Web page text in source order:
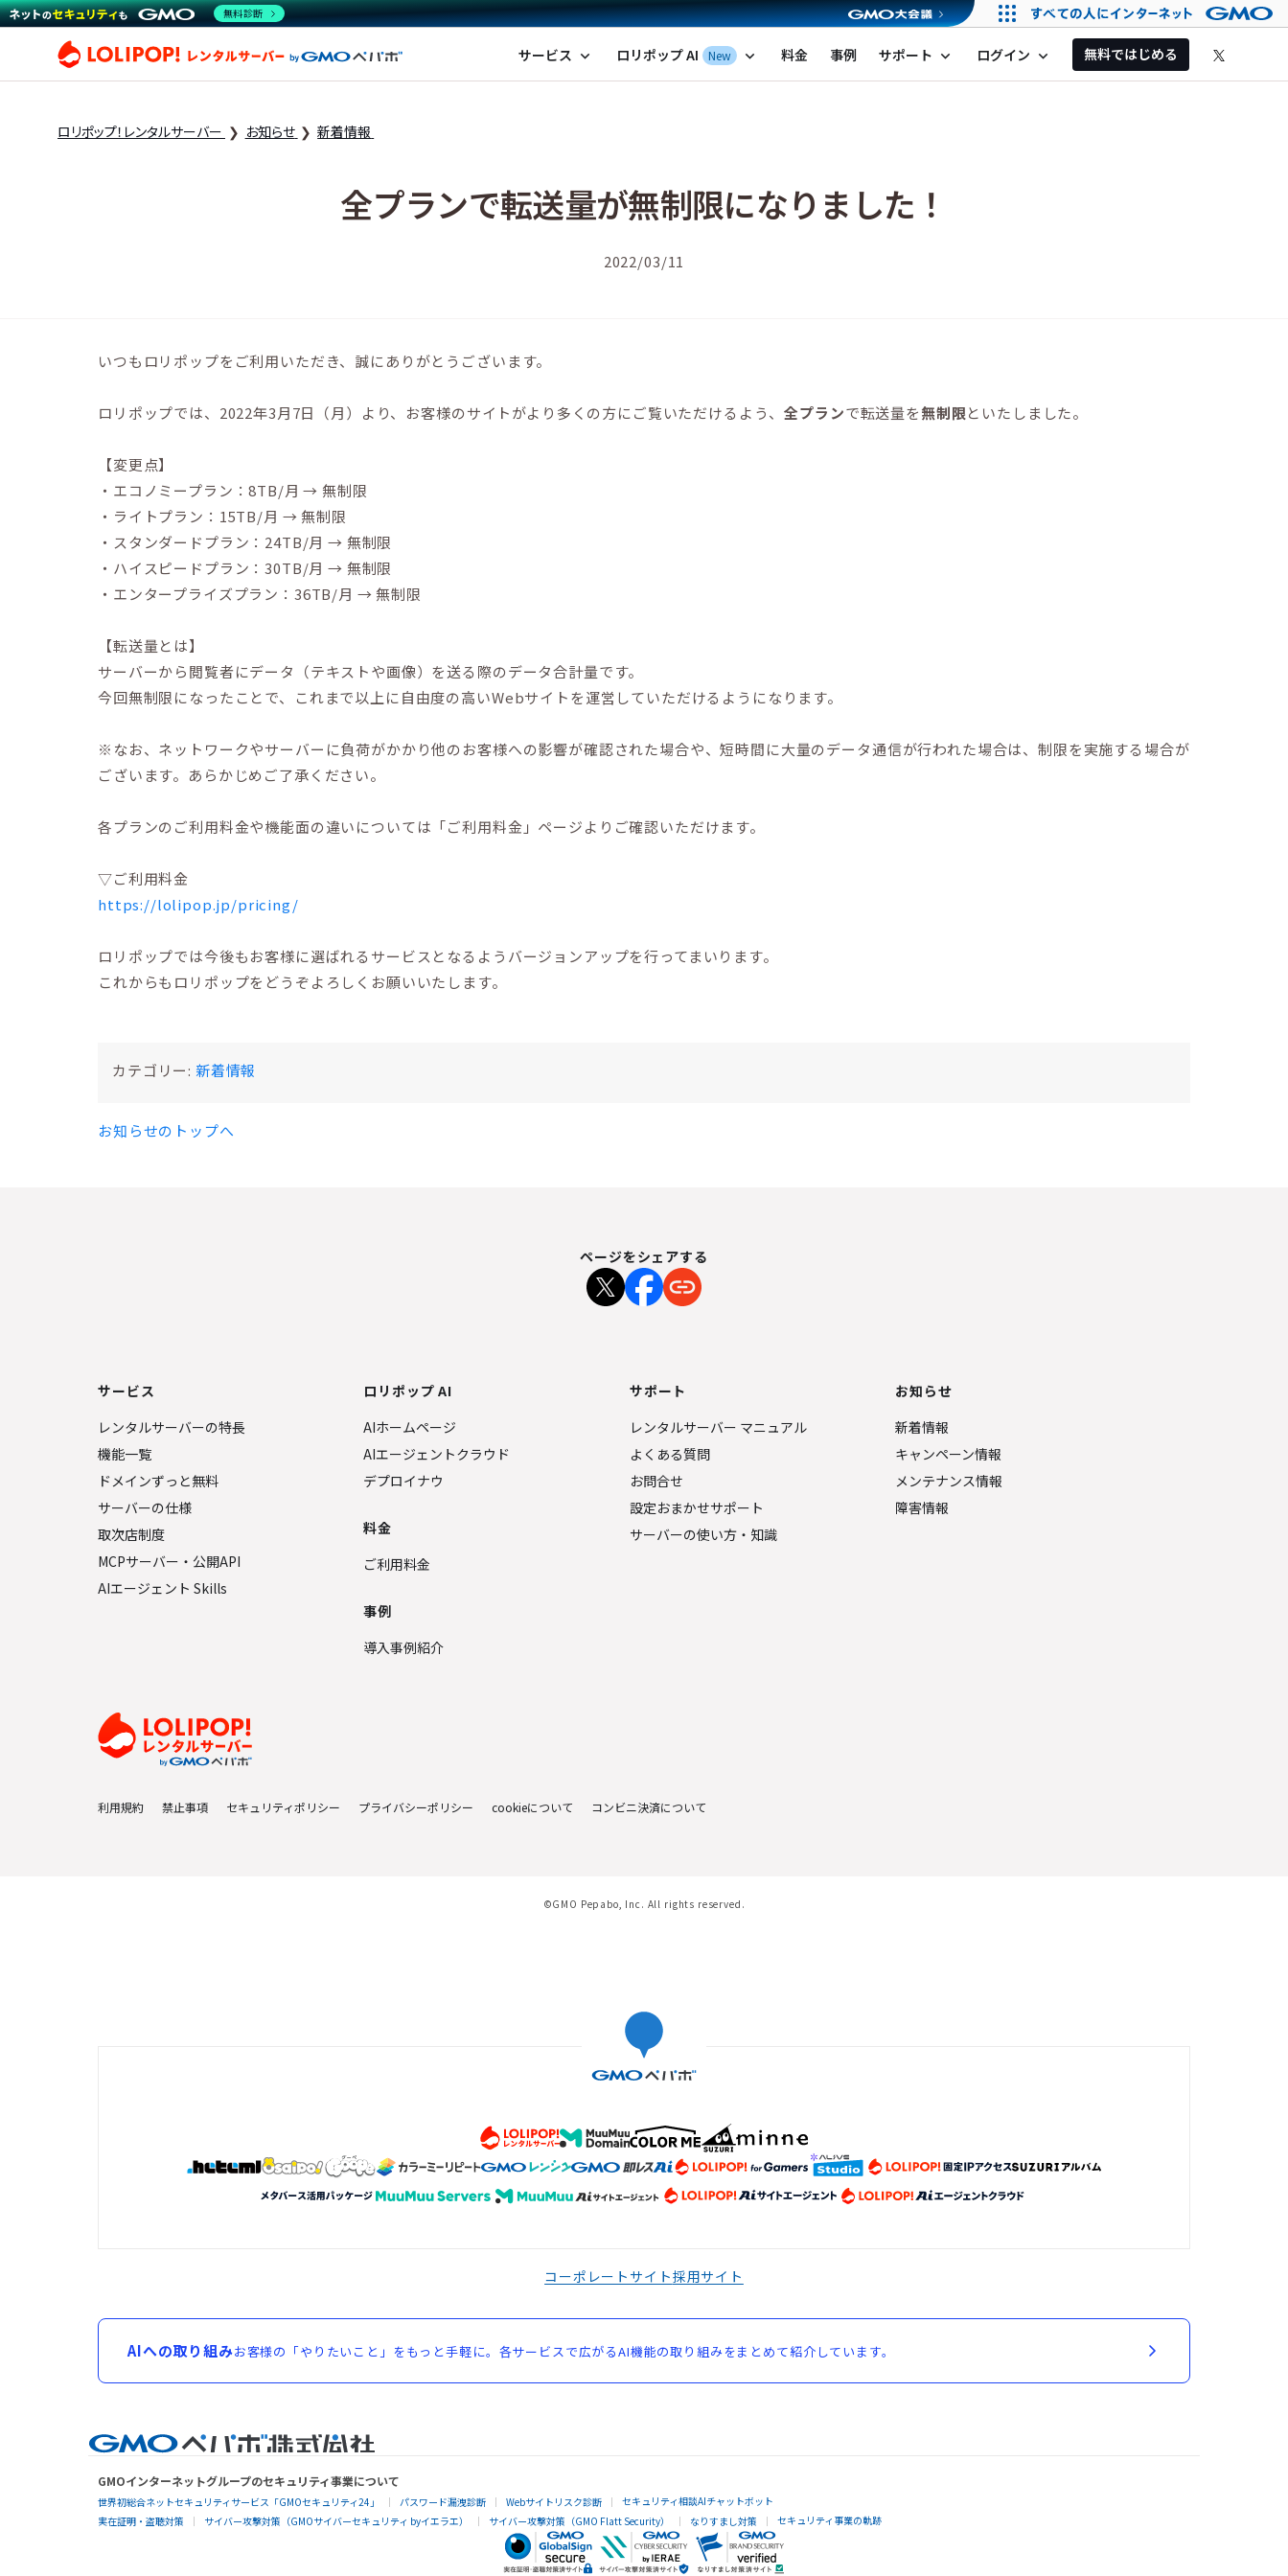
ロリポップ！レンタルサーバー by GMOペパボ
サービス expand_more ロリポップ AI New expand_more 料金 事例 サポート expand_more ログイン expand_more 無料ではじめる
ロリポップ！レンタルサーバー お知らせ 新着情報
全プランで転送量が無制限になりました！
2022/03/11
いつもロリポップをご利用いただき、誠にありがとうございます。
ロリポップでは、2022年3月7日（月）より、お客様のサイトがより多くの方にご覧いただけるよう、全プランで転送量を無制限といたしました。
【変更点】
・エコノミープラン：8TB/月 → 無制限
・ライトプラン：15TB/月 → 無制限
・スタンダードプラン：24TB/月 → 無制限
・ハイスピードプラン：30TB/月 → 無制限
・エンタープライズプラン：36TB/月 → 無制限
【転送量とは】
サーバーから閲覧者にデータ（テキストや画像）を送る際のデータ合計量です。
今回無制限になったことで、これまで以上に自由度の高いWebサイトを運営していただけるようになります。
※なお、ネットワークやサーバーに負荷がかかり他のお客様への影響が確認された場合や、短時間に大量のデータ通信が行われた場合は、制限を実施する場合が
ございます。あらかじめご了承ください。
各プランのご利用料金や機能面の違いについては「ご利用料金」ページよりご確認いただけます。
▽ご利用料金
https://lolipop.jp/pricing/
ロリポップでは今後もお客様に選ばれるサービスとなるようバージョンアップを行ってまいります。
これからもロリポップをどうぞよろしくお願いいたします。
カテゴリー: 新着情報
お知らせのトップへ
ページをシェアする
サービス
レンタルサーバーの特長
機能一覧
ドメインずっと無料
サーバーの仕様
取次店制度
MCPサーバー・公開API
AIエージェント Skills
ロリポップ AI
AIホームページ
AIエージェントクラウド
デプロイナウ
料金
ご利用料金
事例
導入事例紹介
サポート
レンタルサーバー マニュアル
よくある質問
お問合せ
設定おまかせサポート
サーバーの使い方・知識
お知らせ
新着情報
キャンペーン情報
メンテナンス情報
障害情報
利用規約 禁止事項 セキュリティポリシー プライバシーポリシー cookieについて コンビニ決済について
©GMO Pepabo, Inc. All rights reserved.
コーポレートサイト採用サイト
AIへの取り組みお客様の「やりたいこと」をもっと手軽に。各サービスで広がるAI機能の取り組みをまとめて紹介しています。
GMOインターネットグループのセキュリティ事業について
世界初総合ネットセキュリティサービス「GMOセキュリティ24」 パスワード漏洩診断 Webサイトリスク診断
セキュリティ相談AIチャットボット
実在証明・盗聴対策
サイバー攻撃対策（GMOサイバーセキュリティ byイエラエ） サイバー攻撃対策（GMO Flatt Security） なりすまし対策 セキュリティ事業の軌跡
無料診断